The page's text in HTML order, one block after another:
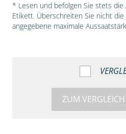
* Lesen und befolgen Sie stets die
Etikett. Überschreiten Sie nicht
angegebene maximale
ZUM VERGLEICH